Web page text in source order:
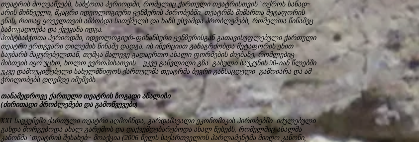
თეატრის მოღვაწეებს. საბჭოთა პერიოდში, რომელიც ქართული თეატრისთვის `ოქროს ხანად~
არის მიჩნეული, მკაცრი იდეოლოგიური ცენზურის პირობებში, თეატრმა მიმართა მეტაფორის
ენას, რითაც ყოველთვის ამბობდა სათქმელს და ხაზს უსვამდა პრობლემებს, რომელთა წინაშეც
საზოგადოება და ქვეყანა იდგა.
პოსტსაბჭოთა პერიოდში, იდეოლოგიურ-ფინანსური ცენზურისგან გათავისუფლებული ქართული
თეატრი ერთგვარი დილემის წინაშე დადგა. ის ინერციით განაგრძობდა მეტაფორის ენით
საუბარს მაყურებელთან, თუმცა მალევე გადაერთო ახალი ფორმების ძიებაზე, რომლებიც
მისთვის იყო უცხო, ხოლო ევროპისათვის _ უკვე განვლილი გზა. გასული საუკუნის 90-იან წლებში
უკვე დამოუკიდებელი სახელმწიფოს ქართულმა თეატრმა ბევრი განსაცდელი გამოიარა და ამ
ჭრილობებს დღემდე იშუშებს.
თანამედროვე ქართული თეატრის ზოგადი ანალიზი
(ძირითადი პრობლემები და გამოწვევები)
XXI საუკუნეში ქართული თეატრი აღმოჩნდა, გარდამავალი ეკონომიკის პირობებში. იძულებული
გახდა მორგებოდა ახალ გარემოს და დაქვემდებარებოდა ახალ წესებს, რომელშიც ახალმა
კანონმა `თეატრის შესახებ~ მოაქცია (2006 წელს საქართველოს პარლამენტმა მიიღო კანონი,